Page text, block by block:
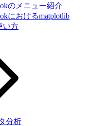
のメニュー紹介
におけるmatplotlib
い方
分析